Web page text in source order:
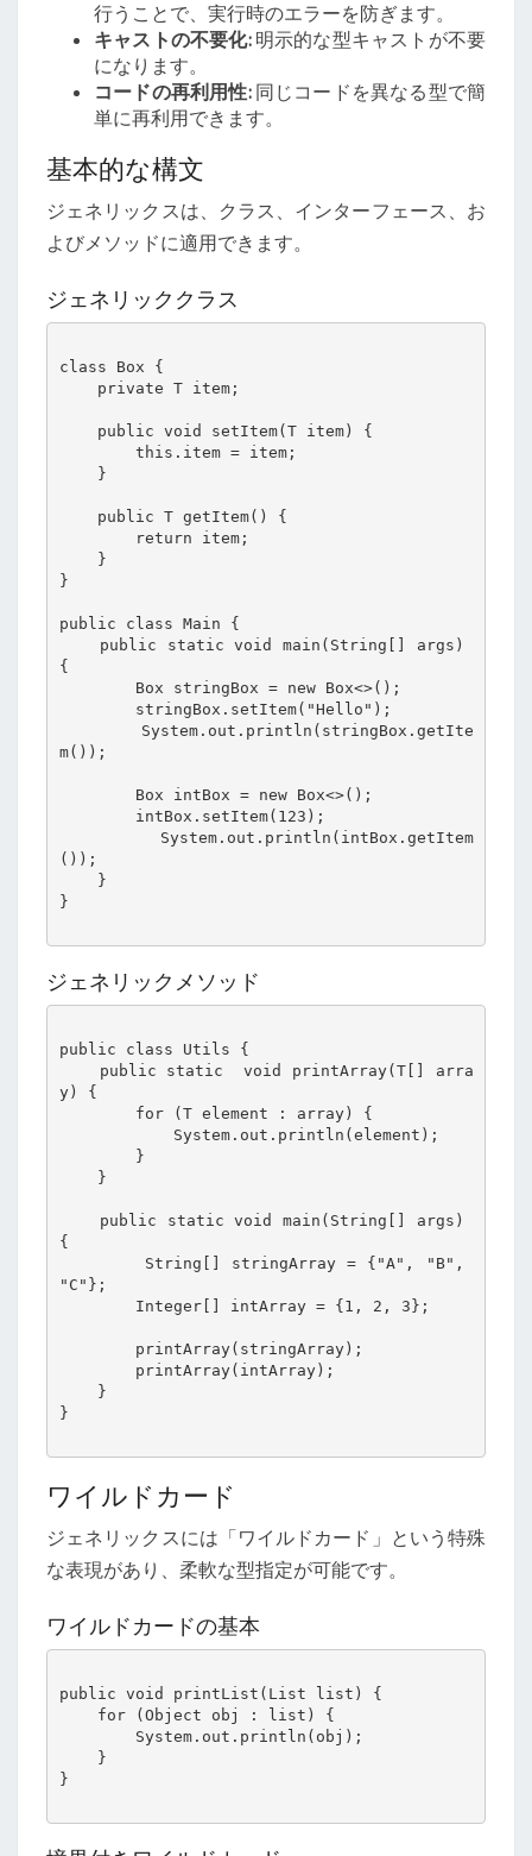
行うことで、実行時のエラーを防ぎます。
キャストの不要化:明示的な型キャストが不要
になります。
コードの再利用性:同じコードを異なる型で簡
単に再利用できます。
基本的な構文
ジェネリックスは、クラス、インターフェース、お
よびメソッドに適用できます。
ジェネリッククラス
class Box {
}
public class Main {
{
        Box
stringBox = new Box<>();
m());
        Box
intBox = new Box<>();
());
}
ジェネリックメソッド
public class Utils {
    public static
void printArray(T[] arra
y) {
{
"C"};
}
ワイルドカード
ジェネリックスには「ワイルドカード」という特殊
な表現があり、柔軟な型指定が可能です。
ワイルドカードの基本
public void printList(List list) {
}